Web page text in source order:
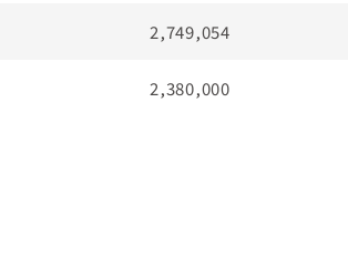
2,749,054
2,380,000